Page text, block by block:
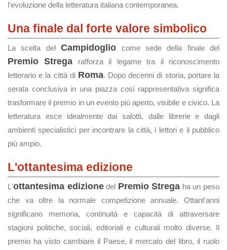
l'evoluzione della letteratura italiana contemporanea.
Una finale dal forte valore simbolico
La scelta delCampidoglio come sede della finale del
Premio Strega rafforza il legame tra il riconoscimento
letterario e la città di Roma. Dopo decenni di storia, portare la
serata conclusiva in una piazza così rappresentativa significa
trasformare il premio in un evento più aperto, visibile e civico. La
letteratura esce idealmente dai salotti, dalle librerie e dagli
ambienti specialistici per incontrare la città, i lettori e il pubblico
più ampio.
L'ottantesima edizione
L'ottantesima edizionedel Premio Strega ha un peso
che va oltre la normale competizione annuale. Ottant'anni
significano memoria, continuità e capacità di attraversare
stagioni politiche, sociali, editoriali e culturali molto diverse. Il
premio ha visto cambiare il Paese, il mercato del libro, il ruolo